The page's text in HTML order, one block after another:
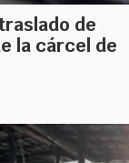
de
la cárcel de